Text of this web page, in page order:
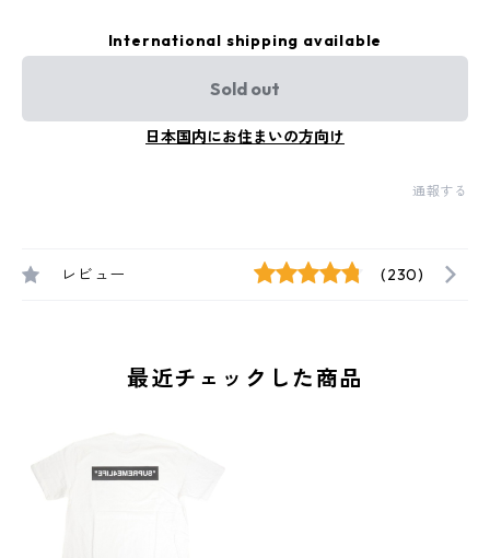
International shipping available
Sold out
日本国内にお住まいの方向け
通報する
レビュー (230)
最近チェックした商品